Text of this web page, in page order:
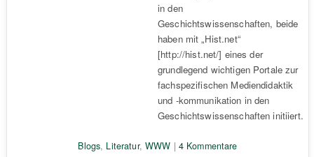
in den
Geschichtswissenschaften, beide
haben mit „Hist.net“
[http://hist.net/] eines der
grundlegend wichtigen Portale zur
fachspezifischen Mediendidaktik
und -kommunikation in den
Geschichtswissenschaften initiiert.
Blogs, Literatur, WWW | 4 Kommentare